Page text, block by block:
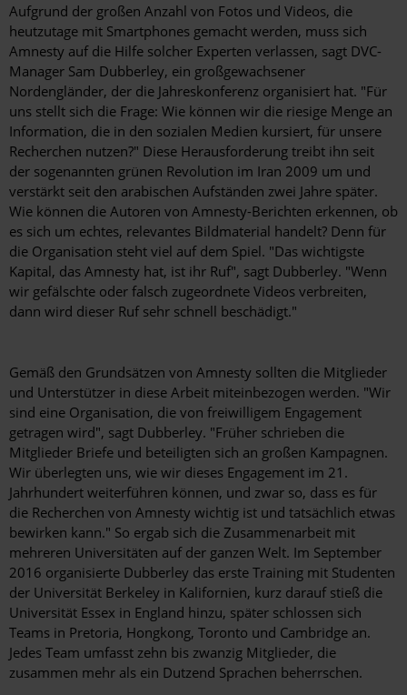
Aufgrund der großen Anzahl von Fotos und Videos, die
heutzutage mit Smartphones gemacht werden, muss sich
Amnesty auf die Hilfe solcher Experten verlassen, sagt DVC-
Manager Sam Dubberley, ein großgewachsener
Nordengländer, der die Jahreskonferenz organisiert hat. "Für
uns stellt sich die Frage: Wie können wir die riesige Menge an
Information, die in den sozialen Medien kursiert, für unsere
Recherchen nutzen?" Diese Herausforderung treibt ihn seit
der sogenannten grünen Revolution im Iran 2009 um und
verstärkt seit den arabischen Aufständen zwei Jahre später.
Wie können die Autoren von Amnesty-Berichten erkennen, ob
es sich um echtes, relevantes Bildmaterial handelt? Denn für
die Organisation steht viel auf dem Spiel. "Das wichtigste
Kapital, das Amnesty hat, ist ihr Ruf", sagt Dubberley. "Wenn
wir gefälschte oder falsch zugeordnete Videos verbreiten,
dann wird dieser Ruf sehr schnell beschädigt."
Gemäß den Grundsätzen von Amnesty sollten die Mitglieder
und Unterstützer in diese Arbeit miteinbezogen werden. "Wir
sind eine Organisation, die von freiwilligem Engagement
getragen wird", sagt Dubberley. "Früher schrieben die
Mitglieder Briefe und beteiligten sich an großen Kampagnen.
Wir ­überlegten uns, wie wir dieses Engagement im 21.
Jahrhundert weiterführen können, und zwar so, dass es für
die Recherchen von Amnesty wichtig ist und tatsächlich etwas
bewirken kann." So ergab sich die Zusammenarbeit mit
mehreren Universitäten auf der ganzen Welt. Im September
2016 organisierte Dubberley das erste Training mit Studenten
der Universität Berkeley in Kalifornien, kurz darauf stieß die
Universität Essex in England hinzu, später schlossen sich
Teams in Pretoria, Hongkong, Toronto und Cambridge an.
Jedes Team umfasst zehn bis zwanzig Mitglieder, die
zusammen mehr als ein Dutzend Sprachen beherrschen.